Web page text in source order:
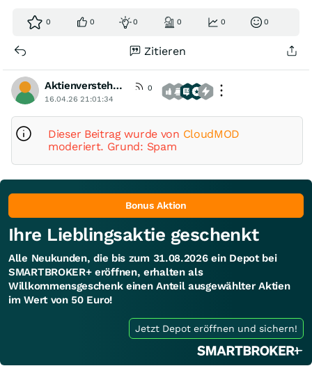
0 0 0 0 0 0
Zitieren
Aktienversteher2025
0
16.04.26 21:01:34
Dieser Beitrag wurde von CloudMOD
moderiert. Grund: Spam
Bonus Aktion
Ihre Lieblingsaktie geschenkt
Alle Neukunden, die bis zum 31.08.2026 ein Depot bei
SMARTBROKER+ eröffnen, erhalten als
Willkommensgeschenk einen Anteil ausgewählter Aktien
im Wert von 50 Euro!
Jetzt Depot eröffnen und sichern!